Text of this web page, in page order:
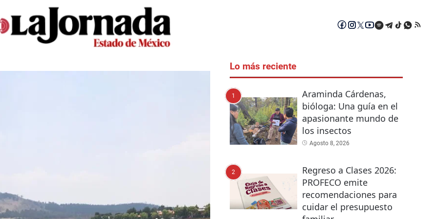
Lo más reciente
1
Araminda Cárdenas,
bióloga: Una guía en el
apasionante mundo de
los insectos
Agosto 8, 2026
2
Regreso a Clases 2026:
PROFECO emite
recomendaciones para
cuidar el presupuesto